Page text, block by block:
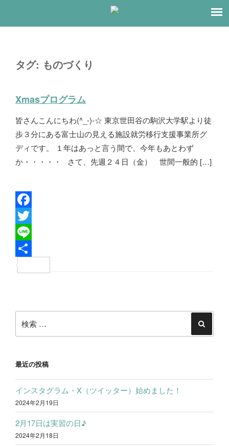
タグ: ものづくり
Xmasプログラム
皆さんこんにちわ(^_-)-☆ 東京世田谷の駒沢大学駅より徒
歩３分にある富士山の見える施設就労移行支援事業所グ
ディです。 １年はあっと言う間で、今年もあとわず
か・・・・・ さて、先週２４日（金） 世間一般的 […]
F
a
c
e
o
T
w
i
e
L
i
ナ
ビ
ー
シ
ョ
ン
索:
索
最近の投稿
インスタグラム・X（ツイッター）始めました！
2024年2月19日
2月17日は実習の日♪
2024年2月18日